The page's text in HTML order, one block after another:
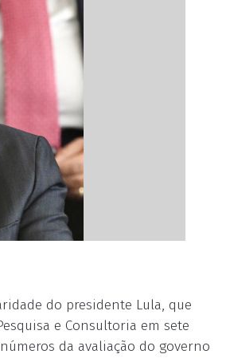
do presidente Lula, que
e Consultoria em sete
da avaliação do governo